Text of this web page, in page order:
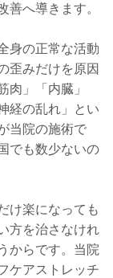
善へ導きます。
身の正常な活動
歪みだけを原因
肉」「内臓」
経の乱れ」とい
当院の施術で
でも数少ないの
け楽になっても
方を治さなけれ
からです。当院
ケアストレッチ